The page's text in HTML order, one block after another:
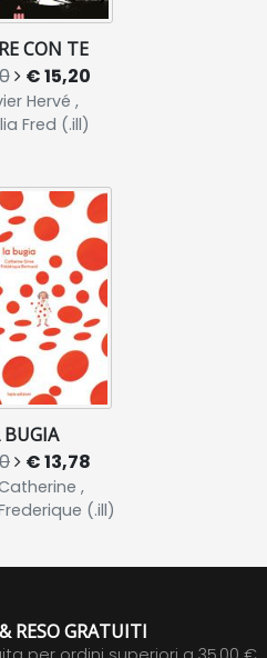
CON TE
€ 15,20
Hervé ,
Fred (.ill)
BUGIA
€ 13,78
,
(.ill)
RESO GRATUITI